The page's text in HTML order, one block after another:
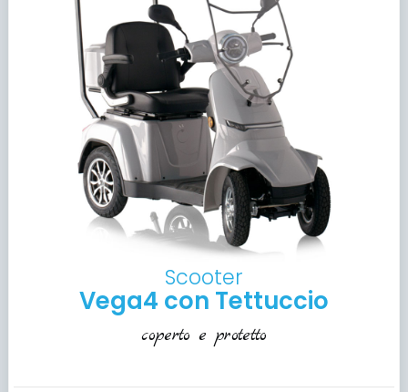
Scooter
Vega4 con Tettuccio
coperto e protetto